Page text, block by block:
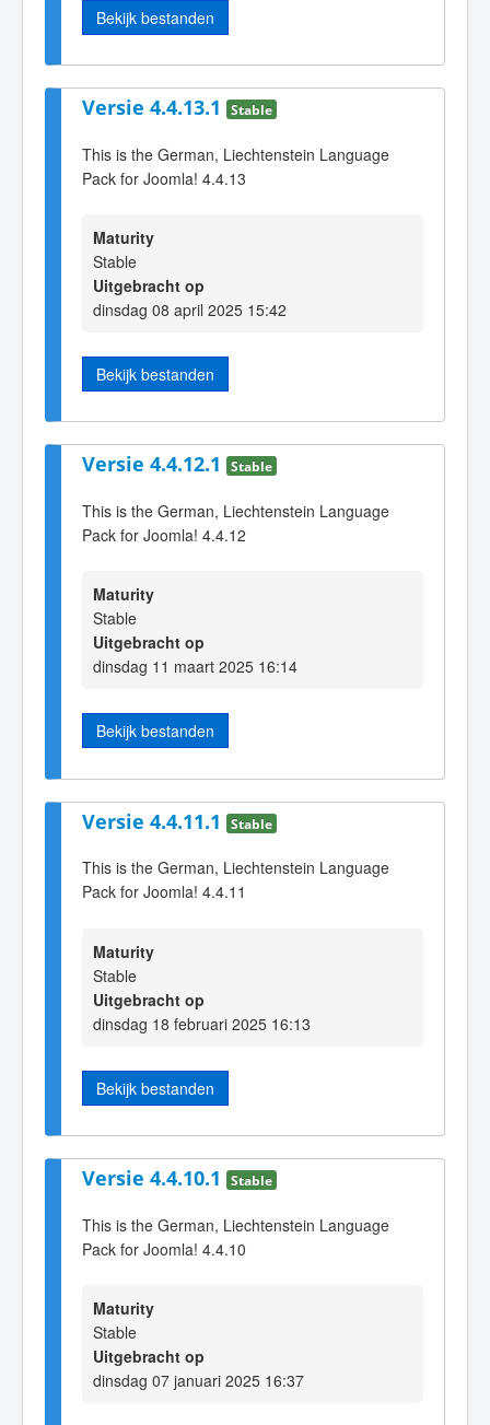
Bekijk bestanden
Versie 4.4.13.1 Stable
This is the German, Liechtenstein Language
Pack for Joomla! 4.4.13
Maturity
Stable
Uitgebracht op
dinsdag 08 april 2025 15:42
Bekijk bestanden
Versie 4.4.12.1 Stable
This is the German, Liechtenstein Language
Pack for Joomla! 4.4.12
Maturity
Stable
Uitgebracht op
dinsdag 11 maart 2025 16:14
Bekijk bestanden
Versie 4.4.11.1 Stable
This is the German, Liechtenstein Language
Pack for Joomla! 4.4.11
Maturity
Stable
Uitgebracht op
dinsdag 18 februari 2025 16:13
Bekijk bestanden
Versie 4.4.10.1 Stable
This is the German, Liechtenstein Language
Pack for Joomla! 4.4.10
Maturity
Stable
Uitgebracht op
dinsdag 07 januari 2025 16:37